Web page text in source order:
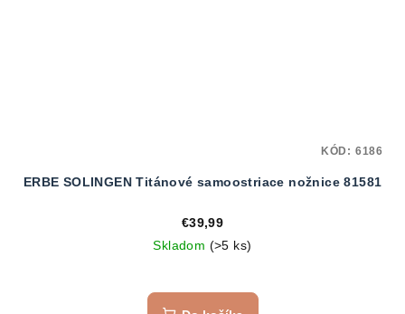
ERBE SOLINGEN Titánové samoostriace nožnice 81581
€39,99
Skladom (>5 ks)
hodnotenie
produktu
KÓD: 6186